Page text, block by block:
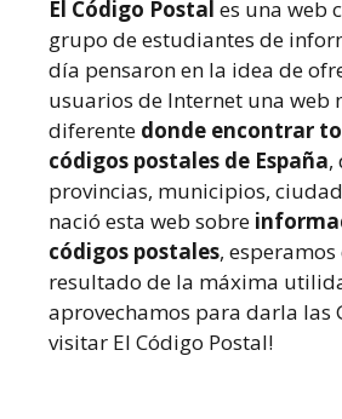
El Código Postal es una web
grupo de estudiantes de
día pensaron en la idea de
usuarios de Internet una web
diferente donde encontrar
códigos postales de España,
provincias, municipios,
nació esta web sobre
códigos postales,
resultado de la máxima
aprovechamos para darla las
visitar El Código Postal!